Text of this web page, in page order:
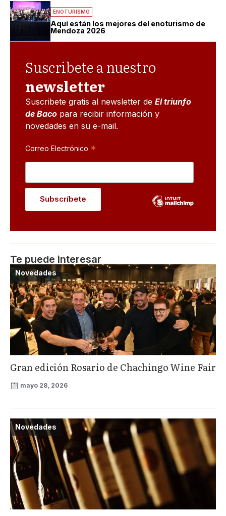
ENOTURISMO
Aquí están los mejores del enoturismo de
Mendoza 2026
Suscribete a nuestro
newsletter
Suscribete gratis al newsletter de El triunfo
de Baco para recibir información y
novedades en su e-mail.
Correo Electrónico *
Te puede interesar
Novedades
Gran edición Rosario de Chachingo Wine Fair
mayo 28, 2026
Novedades